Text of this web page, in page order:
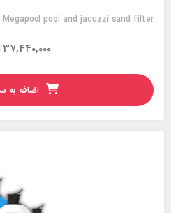
Megapool pool and jacuzzi sand filter
37,440,000
اضافه به